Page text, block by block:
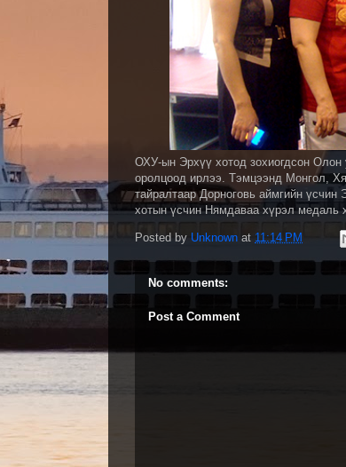
ОХУ-ын Эрхүү хотод зохиогдсон
оролцоод ирлээ. Тэмцээнд Монгол,
тайралтаар Дорноговь аймгийн
хотын үсчин Нямдаваа хүрэл медаль
Posted by Unknown at 11:14 PM
No comments:
Post a Comment